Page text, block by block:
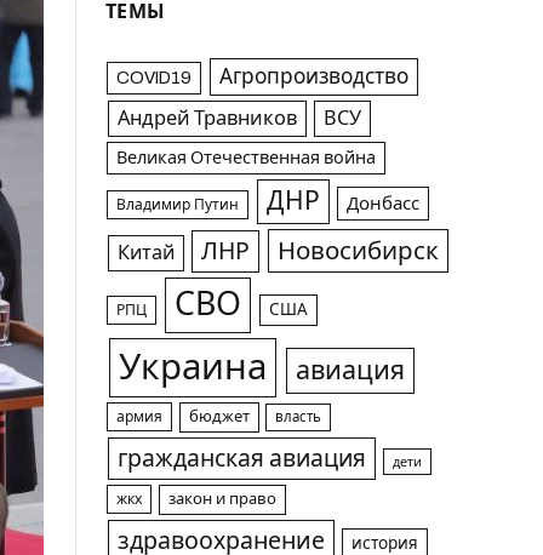
ТЕМЫ
COVID19 Агропроизводство
Андрей Травников ВСУ
Великая Отечественная война
Владимир Путин ДНР Донбасс
Китай ЛНР Новосибирск
РПЦ СВО США
Украина авиация
армия бюджет власть
гражданская авиация дети
жкх закон и право
здравоохранение история